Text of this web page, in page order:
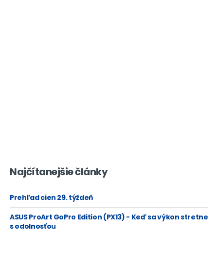
Najčítanejšie články
Prehľad cien 29. týždeň
ASUS ProArt GoPro Edition (PX13) - Keď sa výkon stretne
s odolnosťou